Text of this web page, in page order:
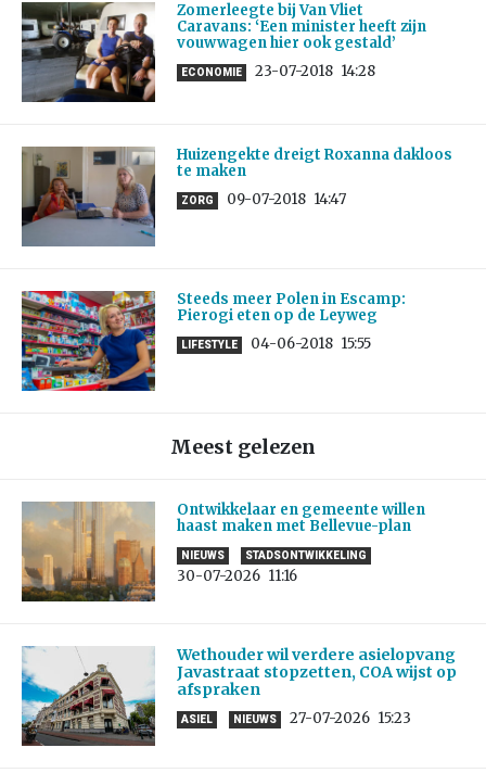
Zomerleegte bij Van Vliet
Caravans: ‘Een minister heeft zijn
vouwwagen hier ook gestald’
ECONOMIE 23-07-2018 14:28
Huizengekte dreigt Roxanna dakloos
te maken
ZORG 09-07-2018 14:47
Steeds meer Polen in Escamp:
Pierogi eten op de Leyweg
LIFESTYLE 04-06-2018 15:55
Meest gelezen
Ontwikkelaar en gemeente willen
haast maken met Bellevue-plan
NIEUWS STADSONTWIKKELING
30-07-2026 11:16
Wethouder wil verdere asielopvang
Javastraat stopzetten, COA wijst op
afspraken
ASIEL NIEUWS 27-07-2026 15:23